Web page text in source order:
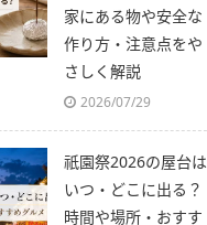
家にある物や安全な
作り方・注意点をや
さしく解説
2026/07/29
祇園祭2026の屋台は
いつ・どこに出る？
時間や場所・おすす